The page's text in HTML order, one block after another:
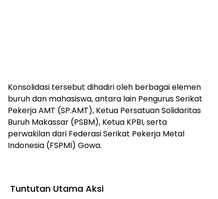
Konsolidasi tersebut dihadiri oleh berbagai elemen
buruh dan mahasiswa, antara lain Pengurus Serikat
Pekerja AMT (SP.AMT), Ketua Persatuan Solidaritas
Buruh Makassar (PSBM), Ketua KPBI, serta
perwakilan dari Federasi Serikat Pekerja Metal
Indonesia (FSPMI) Gowa.
Tuntutan Utama Aksi